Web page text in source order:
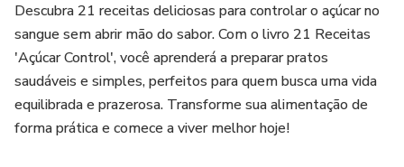
Descubra 21 receitas deliciosas para controlar o açúcar no
sangue sem abrir mão do sabor. Com o livro 21 Receitas
'Açúcar Control', você aprenderá a preparar pratos
saudáveis e simples, perfeitos para quem busca uma vida
equilibrada e prazerosa. Transforme sua alimentação de
forma prática e comece a viver melhor hoje!